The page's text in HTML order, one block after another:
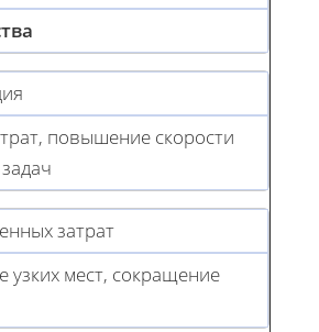
повышение скорости
затрат
узких мест, сокращение